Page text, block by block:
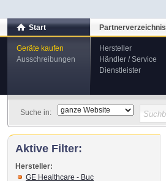
Start
Geräte kaufen
Ausschreibungen
Partnerverzeichnis
Hersteller
Händler / Service
Dienstleister
Suche in:
Aktive Filter:
Hersteller:
GE Healthcare - Buc